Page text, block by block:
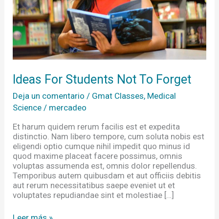
Ideas For Students Not To Forget
Deja un comentario / Gmat Classes, Medical
Science / mercadeo
Et harum quidem rerum facilis est et expedita
distinctio. Nam libero tempore, cum soluta nobis est
eligendi optio cumque nihil impedit quo minus id
quod maxime placeat facere possimus, omnis
voluptas assumenda est, omnis dolor repellendus.
Temporibus autem quibusdam et aut officiis debitis
aut rerum necessitatibus saepe eveniet ut et
voluptates repudiandae sint et molestiae […]